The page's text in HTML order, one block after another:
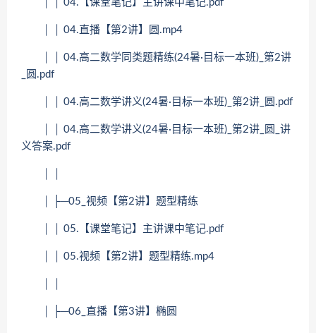
│ │ 04.【课堂笔记】主讲课中笔记.pdf
│ │ 04.直播【第2讲】圆.mp4
│ │ 04.高二数学同类题精练(24暑·目标一本班)_第2讲
_圆.pdf
│ │ 04.高二数学讲义(24暑·目标一本班)_第2讲_圆.pdf
│ │ 04.高二数学讲义(24暑·目标一本班)_第2讲_圆_讲
义答案.pdf
│ ├─05_视频【第2讲】题型精练
│ │ 05.【课堂笔记】主讲课中笔记.pdf
│ │ 05.视频【第2讲】题型精练.mp4
│ ├─06_直播【第3讲】椭圆